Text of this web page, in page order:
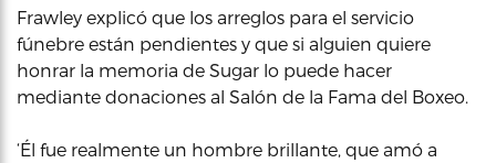
Frawley explicó que los arreglos para el servicio
fúnebre están pendientes y que si alguien quiere
honrar la memoria de Sugar lo puede hacer
mediante donaciones al Salón de la Fama del Boxeo.
‘Él fue realmente un hombre brillante, que amó a